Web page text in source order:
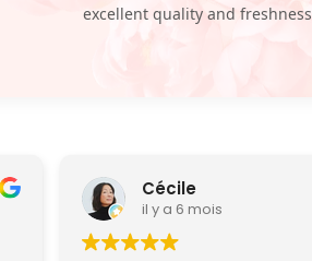
excellent quality and
Cécile
il y a 6 mois